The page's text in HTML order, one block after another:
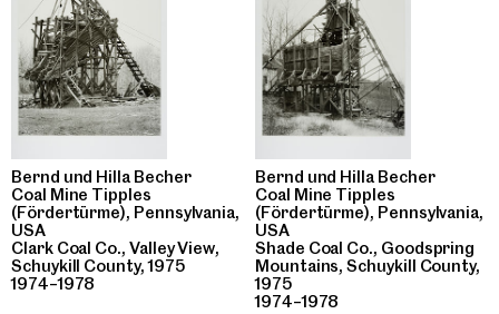
Bernd und Hilla Becher
Coal Mine Tipples
(Fördertürme), Pennsylvania,
USA
Clark Coal Co., Valley View,
Schuykill County, 1975
1974–1978
Bernd und Hilla Becher
Coal Mine Tipples
(Fördertürme), Pennsylvania,
USA
Shade Coal Co., Goodspring
Mountains, Schuykill County,
1975
1974–1978